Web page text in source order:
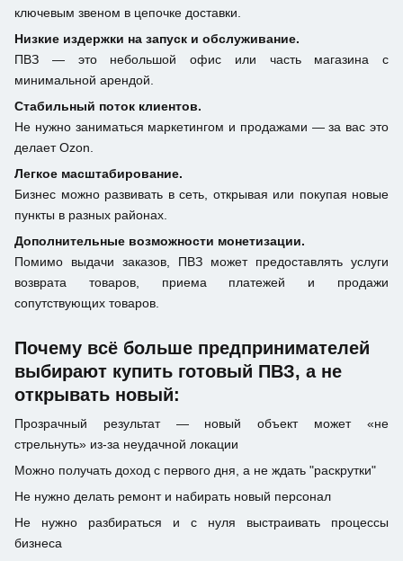
ключевым звеном в цепочке доставки.
Низкие издержки на запуск и обслуживание.
ПВЗ — это небольшой офис или часть магазина с
минимальной арендой.
Стабильный поток клиентов.
Не нужно заниматься маркетингом и продажами — за вас это
делает Ozon.
Легкое масштабирование.
Бизнес можно развивать в сеть, открывая или покупая новые
пункты в разных районах.
Дополнительные возможности монетизации.
Помимо выдачи заказов, ПВЗ может предоставлять услуги
возврата товаров, приема платежей и продажи
сопутствующих товаров.
Почему всё больше предпринимателей
выбирают купить готовый ПВЗ, а не
открывать новый:
Прозрачный результат — новый объект может «не
стрельнуть» из-за неудачной локации
Можно получать доход с первого дня, а не ждать "раскрутки"
Не нужно делать ремонт и набирать новый персонал
Не нужно разбираться и с нуля выстраивать процессы
бизнеса